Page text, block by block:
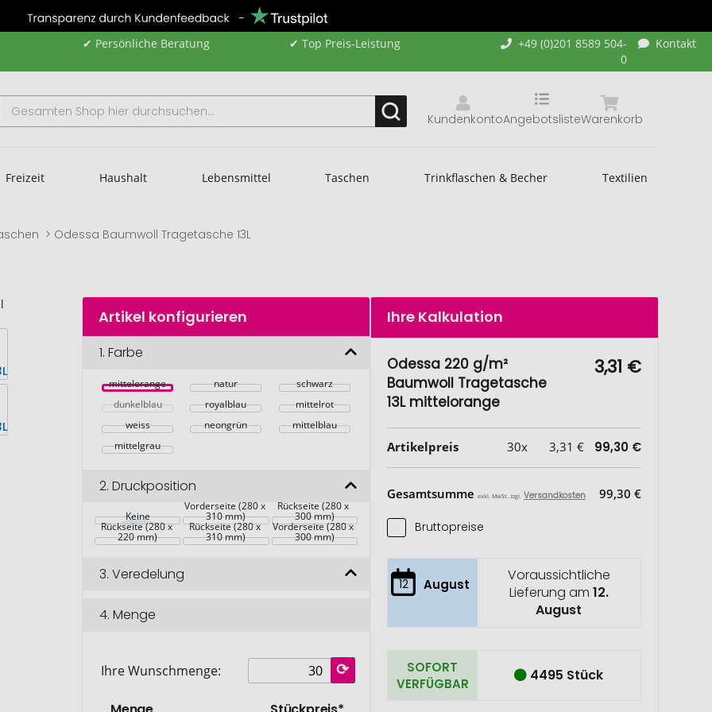
✔ Persönliche Beratung ✔ Top Preis-Leistung
+49 (0)201 8589 504-
0
Kontakt
Kundenkonto Warenkorb
Angebotsliste
Freizeit Haushalt Lebensmittel Taschen Trinkflaschen & Becher Textilien
Odessa Baumwoll Tragetasche 13L
Artikel konfigurieren
1.Farbe
mittelorange natur
schwarz
dunkelblau
royalblau
mittelrot
weiss
neongrün
mittelblau
mittelgrau
2.Druckposition
Keine
Vorderseite (280 x
310 mm)
Rückseite (280 x
300 mm)
Rückseite (280 x
220 mm)
Rückseite (280 x
310 mm)
Vorderseite (280 x
300 mm)
3.Veredelung
4.Menge
Ihre Wunschmenge:
Ihre Kalkulation
Odessa 220 g/m²
Baumwoll Tragetasche
13L mittelorange
3,31 €
Artikelpreis 30x 3,31 € 99,30 €
Gesamtsumme exkl. MwSt. zzgl. Versandkosten 99,30 €
Bruttopreise
12 August
Voraussichtliche
Lieferung am 12.
August
SOFORT
VERFÜGBAR
4495 Stück